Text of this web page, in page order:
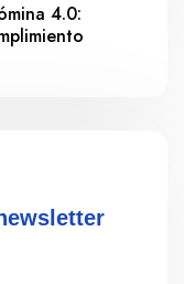
4.0: